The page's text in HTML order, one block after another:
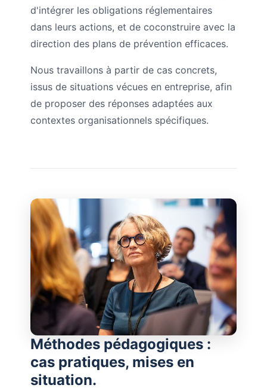
d'intégrer les obligations réglementaires
dans leurs actions, et de coconstruire avec la
direction des plans de prévention efficaces.
Nous travaillons à partir de cas concrets,
issus de situations vécues en entreprise, afin
de proposer des réponses adaptées aux
contextes organisationnels spécifiques.
Méthodes pédagogiques :
cas pratiques, mises en
situation.